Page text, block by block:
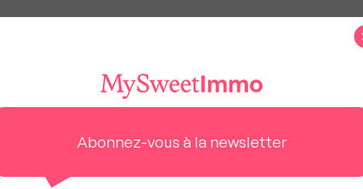
Abonnez-vous à la newsletter